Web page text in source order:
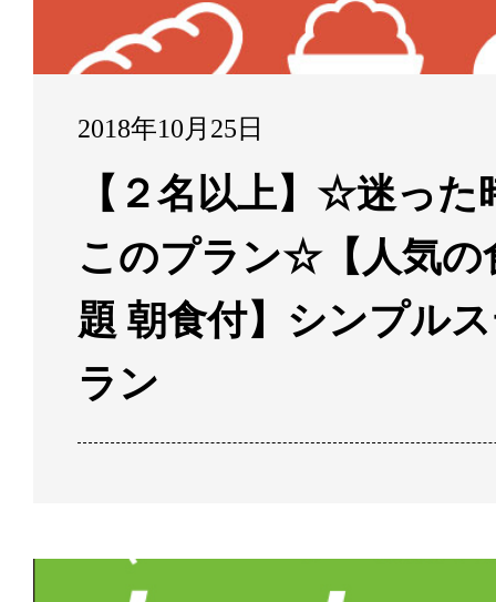
2018年10月25日
【２名以上】☆迷った
このプラン☆【人気の
題 朝食付】シンプル
ラン